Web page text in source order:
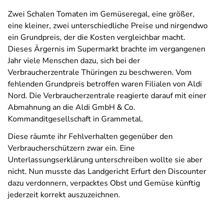
Zwei Schalen Tomaten im Gemüseregal, eine größer,
eine kleiner, zwei unterschiedliche Preise und nirgendwo
ein Grundpreis, der die Kosten vergleichbar macht.
Dieses Ärgernis im Supermarkt brachte im vergangenen
Jahr viele Menschen dazu, sich bei der
Verbraucherzentrale Thüringen zu beschweren. Vom
fehlenden Grundpreis betroffen waren Filialen von Aldi
Nord. Die Verbraucherzentrale reagierte darauf mit einer
Abmahnung an die Aldi GmbH & Co.
Kommanditgesellschaft in Grammetal.
Diese räumte ihr Fehlverhalten gegenüber den
Verbraucherschützern zwar ein. Eine
Unterlassungserklärung unterschreiben wollte sie aber
nicht. Nun musste das Landgericht Erfurt den Discounter
dazu verdonnern, verpacktes Obst und Gemüse künftig
jederzeit korrekt auszuzeichnen.